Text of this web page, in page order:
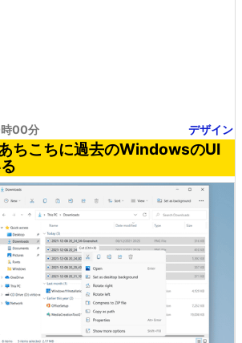
00分 デザイン
ちこちに過去のWindowsのUI